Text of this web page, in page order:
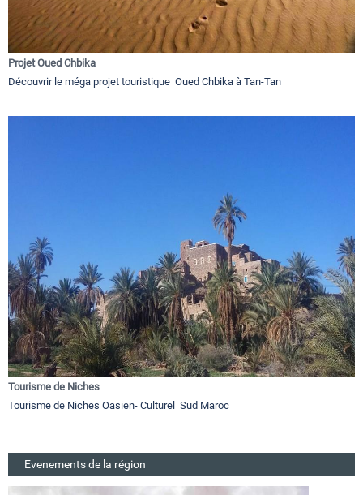
Projet Oued Chbika
Découvrir le méga projet touristique Oued Chbika à Tan-Tan
Tourisme de Niches
Tourisme de Niches Oasien- Culturel Sud Maroc
Evenements de la région